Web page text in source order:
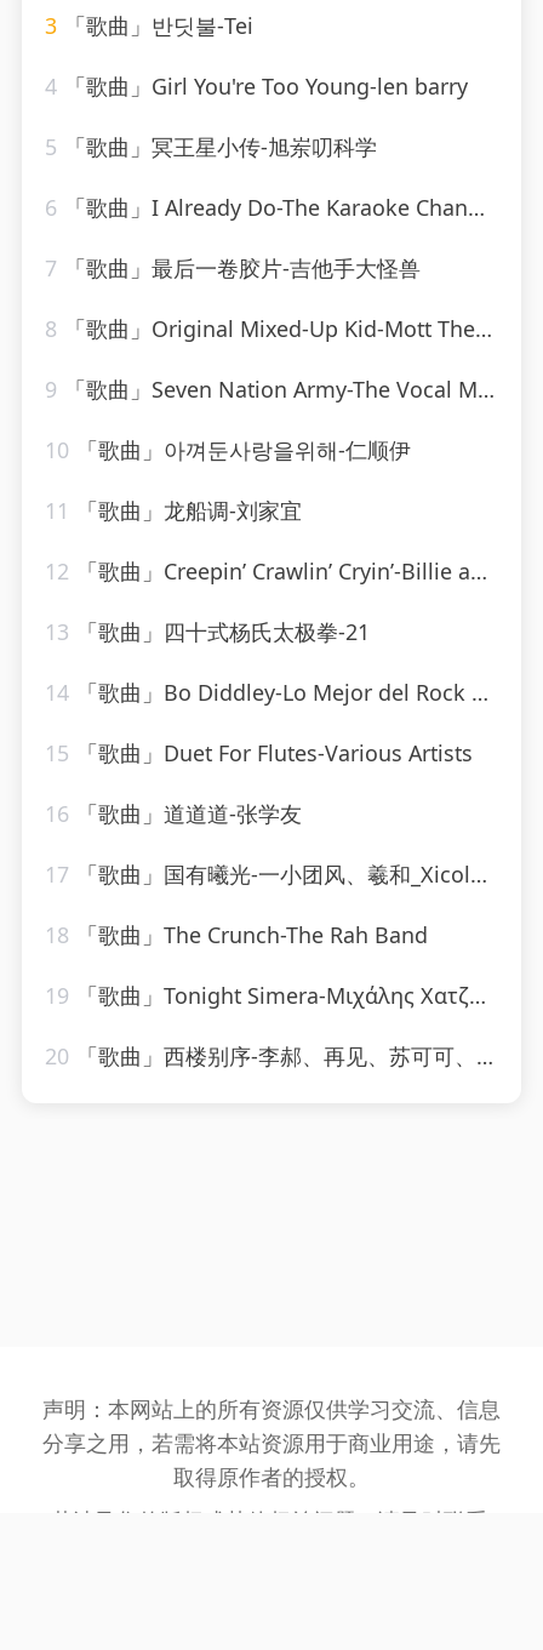
3 「歌曲」반딧불-Tei
4 「歌曲」Girl You're Too Young-len barry
5 「歌曲」冥王星小传-旭岽叨科学
6 「歌曲」I Already Do-The Karaoke Channel
7 「歌曲」最后一卷胶片-吉他手大怪兽
8 「歌曲」Original Mixed-Up Kid-Mott The Hoople
9 「歌曲」Seven Nation Army-The Vocal Masters
10 「歌曲」아껴둔사랑을위해-仁顺伊
11 「歌曲」龙船调-刘家宜
12 「歌曲」Creepin’ Crawlin’ Cryin’-Billie and Lillie
13 「歌曲」四十式杨氏太极拳-21
14 「歌曲」Bo Diddley-Lo Mejor del Rock de los 50
15 「歌曲」Duet For Flutes-Various Artists
16 「歌曲」道道道-张学友
17 「歌曲」国有曦光-一小团风、羲和_Xicole、洵风、之玄、孩子吃嘛找嘛去、公子祸水、颜柒CY、远平新、黄泊霖、浔漪Hazy
18 「歌曲」The Crunch-The Rah Band
19 「歌曲」Tonight Simera-Μιχάλης Χατζηγιάννης
20 「歌曲」西楼别序-李郝、再见、苏可可、圈妹
声明：本网站上的所有资源仅供学习交流、信息
分享之用，若需将本站资源用于商业用途，请先
取得原作者的授权。
若涉及您的版权或其他权益问题，请及时联系: